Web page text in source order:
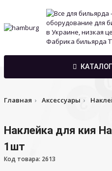
Главная Аксессуары
Наклейка для кия
1шт
Код товара: 2613